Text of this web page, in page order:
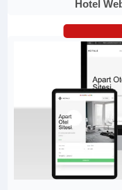
Hotel